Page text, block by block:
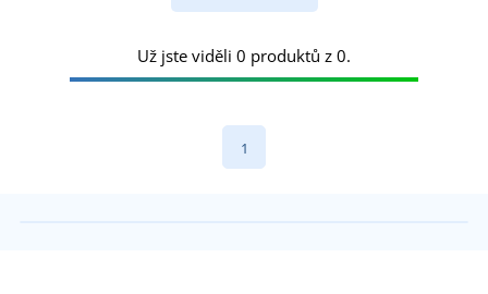
Už jste viděli 0 produktů z 0.
1